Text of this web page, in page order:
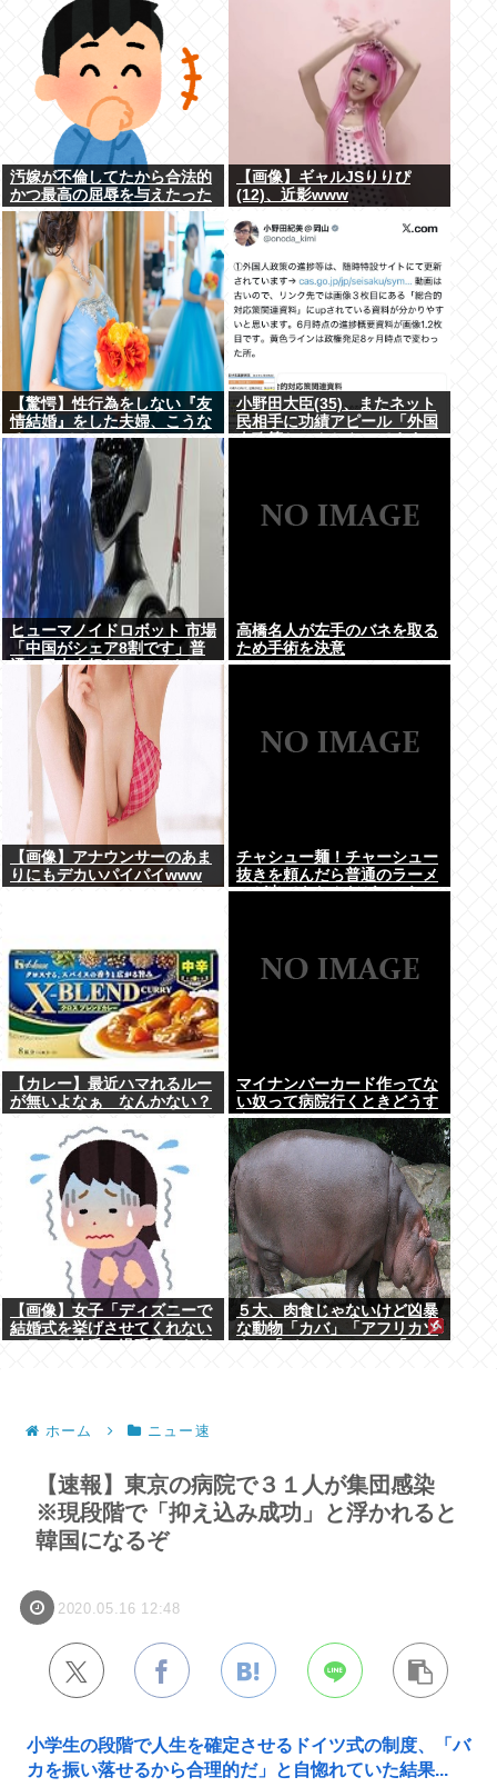
汚嫁が不倫してたから合法的
かつ最高の屈辱を与えたった
www
【画像】ギャルJSりりぴ
(12)、近影www
【驚愕】性行為をしない『友
情結婚』をした夫婦、こうな
る⇒･･･！！！
小野田大臣(35)、またネット
民相手に功績アピール「外国
人政策ちゃんとやってます」
ヒューマノイドロボット 市場
「中国がシェア8割です」普
通の日本人怒りのフェイクニ
ュース認定へ…
高橋名人が左手のバネを取る
ため手術を決意
【画像】アナウンサーのあま
りにもデカいパイパイwww
チャシュー麺！チャーシュー
抜きを頼んだら普通のラーメ
ンが出てきたんだが、これっ
【カレー】最近ハマれるルー
が無いよなぁ なんかない？
マイナンバーカード作ってな
い奴って病院行くときどうす
んの
【画像】女子「ディズニーで
結婚式を挙げさせてくれない
５大、肉食じゃないけど凶暴
な動物「カバ」「アフリカゾ
ホーム ニュー速
【速報】東京の病院で３１人が集団感染
※現段階で「抑え込み成功」と浮かれると
韓国になるぞ
2020.05.16 12:48
小学生の段階で人生を確定させるドイツ式の制度、「バ
カを振い落せるから合理的だ」と自惚れていた結果...